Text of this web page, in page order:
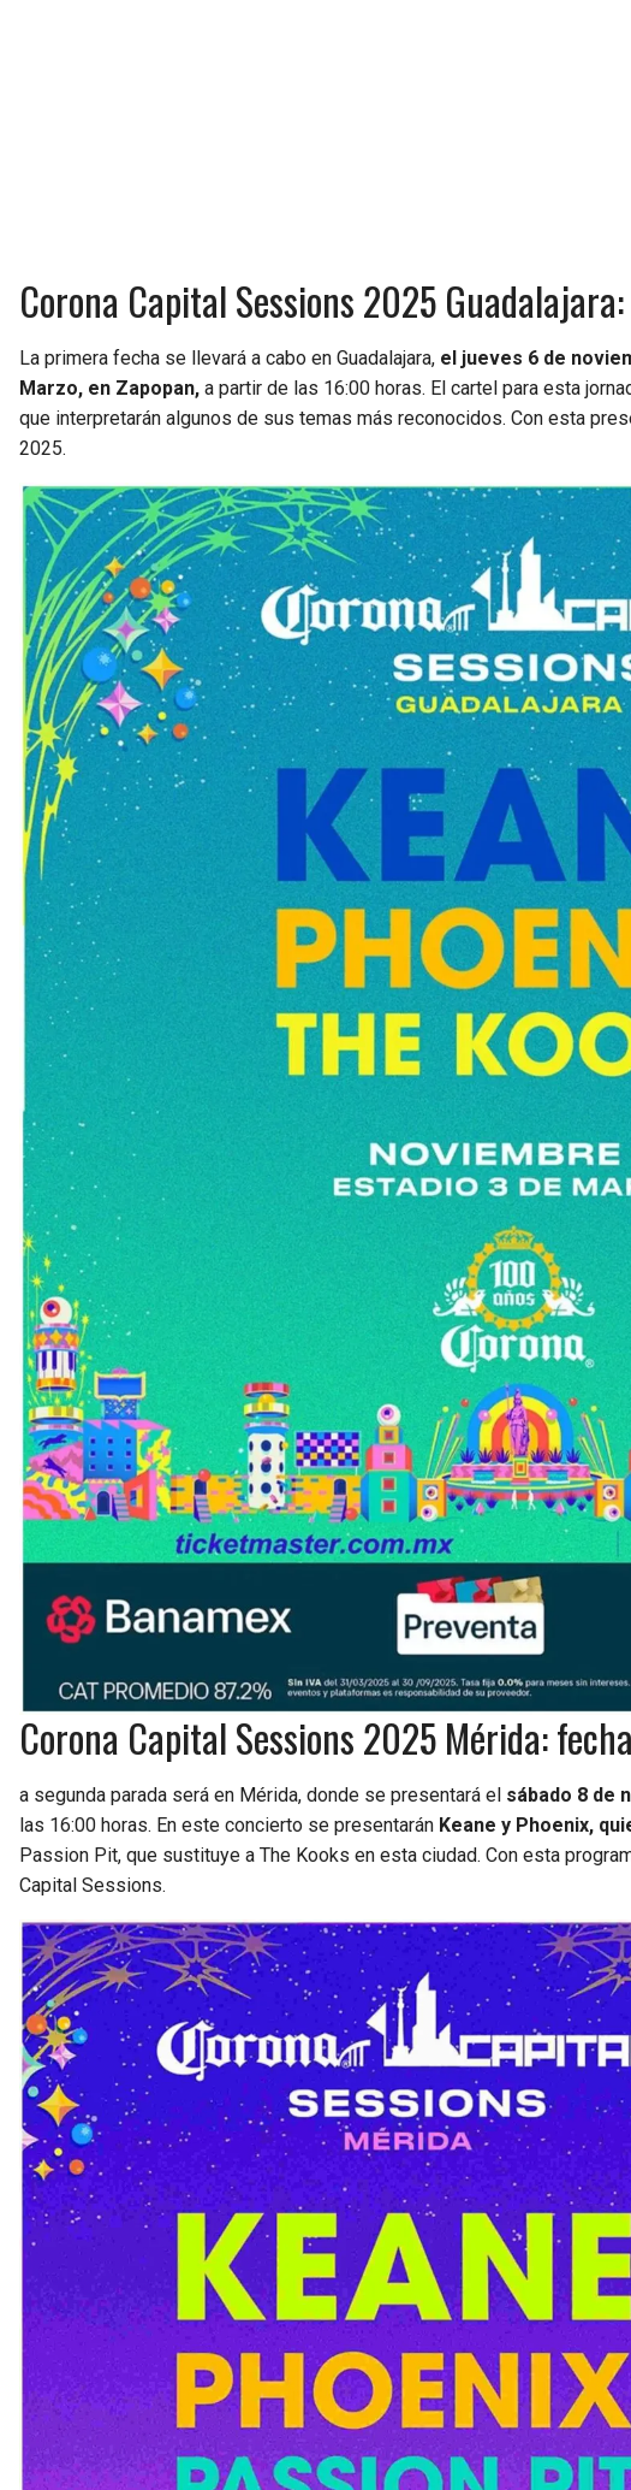
Corona Capital Sessions 2025
La primera fecha se llevará a cabo en Guadalajara, el jueves 6 de
Marzo, en Zapopan, a partir de las 16:00 horas. El cartel para esta
que interpretarán algunos de sus temas más reconocidos. Con esta
2025.
Corona Capital Sessions 2025 Mérida:
a segunda parada será en Mérida, donde se presentará el sábado 8 de
las 16:00 horas. En este concierto se presentarán Keane y Phoenix,
Passion Pit, que sustituye a The Kooks en esta ciudad. Con esta
Capital Sessions.